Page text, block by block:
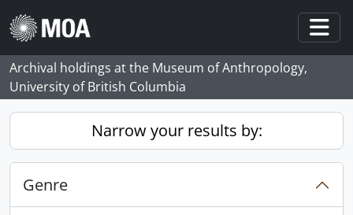
Skip to main content
Archival holdings at the Museum of Anthropology,
University of British Columbia
Narrow your results by:
Genre